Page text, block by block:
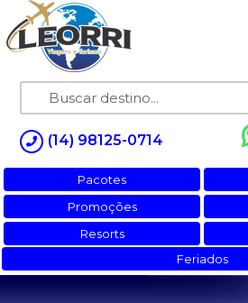
(14) 98125-0714
Pacotes
Promoções
Resorts
Feriados